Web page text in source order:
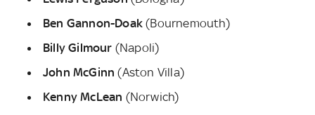
Ben Gannon-Doak (Bournemouth)
Billy Gilmour (Napoli)
John McGinn (Aston Villa)
Kenny McLean (Norwich)